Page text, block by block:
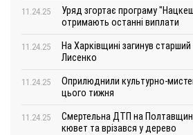
11.24.25
Уряд згортає програму
отримають останні виплати
11.24.25
На Харківщині загинув
Лисенко
11.24.25
Оприлюднили культурно-
цього тижня
11.24.25
Смертельна ДТП на Полтавщині
кювет та врізався у дерево